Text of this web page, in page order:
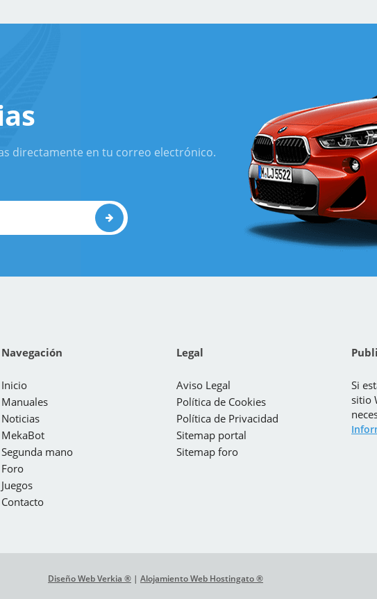
directamente en tu correo electrónico.
Navegación
Inicio
Manuales
Noticias
MekaBot
Segunda mano
Foro
Juegos
Contacto
Legal
Aviso Legal
Política de Cookies
Política de Privacidad
Sitemap portal
Sitemap foro
Si
sitio
Diseño Web Verkia ® | Alojamiento Web Hostingato ®